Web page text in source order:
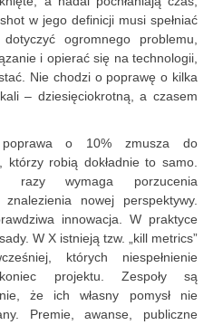
w jego definicji musi spełniać
ogromnego problemu,
i opierać się na technologii,
Nie chodzi o poprawę o kilka
– dziesięciokrotną, a czasem
o 10% zmusza do
którzy robią dokładnie to samo.
wymaga porzucenia
nowej perspektywy.
innowacja. W praktyce
W X istnieją tzw. „kill metrics”
których niespełnienie
projektu. Zespoły są
że ich własny pomysł nie
Premie, awanse, publiczne